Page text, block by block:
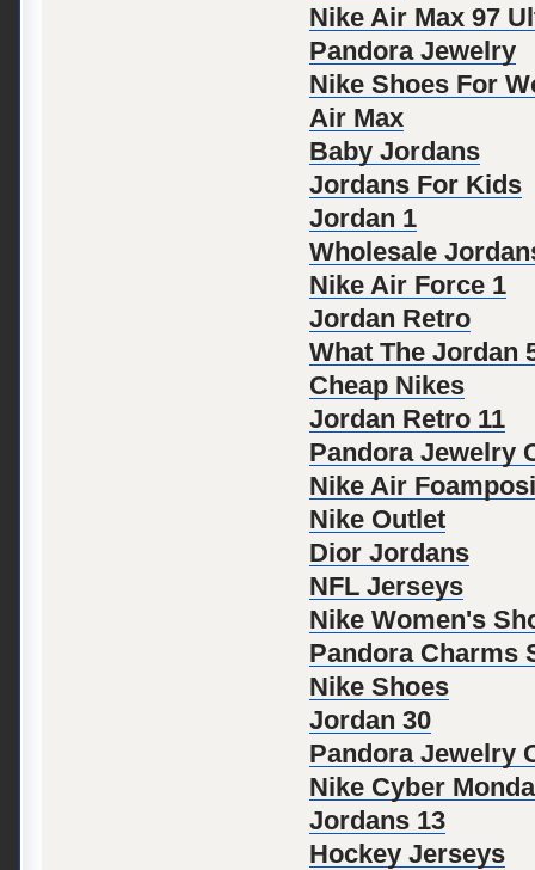
Nike Air Max 97
Pandora Jewelry
Nike Shoes For
Air Max
Baby Jordans
Jordans For Kids
Jordan 1
Wholesale
Nike Air Force 1
Jordan Retro
What The Jordan
Cheap Nikes
Jordan Retro 11
Pandora Jewelry
Nike Air
Nike Outlet
Dior Jordans
NFL Jerseys
Nike Women's
Pandora Charms
Nike Shoes
Jordan 30
Pandora Jewelry
Nike Cyber
Jordans 13
Hockey Jerseys